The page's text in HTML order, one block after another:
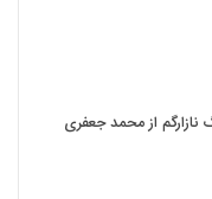
نازارگم از محمد جعفری